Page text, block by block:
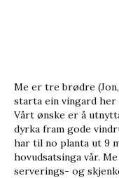
Me er tre brødre
starta ein vingard her
Vårt ønske er å
dyrka fram gode
har til no planta ut 9
hovudsatsinga vår.
serverings- og